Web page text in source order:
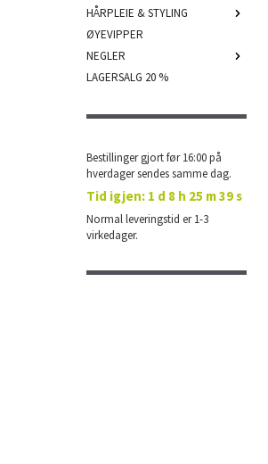
HÅRPLEIE & STYLING
ØYEVIPPER
NEGLER
LAGERSALG 20 %
Bestillinger gjort før 16:00 på
hverdager sendes samme dag.
Tid igjen: 1 d 8 h 25 m 38 s
Normal leveringstid er 1-3
virkedager.